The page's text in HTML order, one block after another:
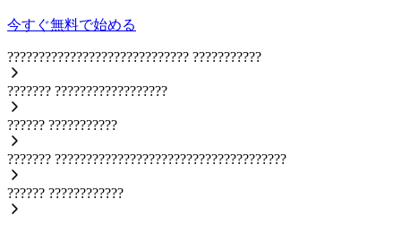
今すぐ無料で始める
????????????????????????????? ???????????
??????? ??????????????????
?????? ???????????
??????? ?????????????????????????????????????
?????? ????????????